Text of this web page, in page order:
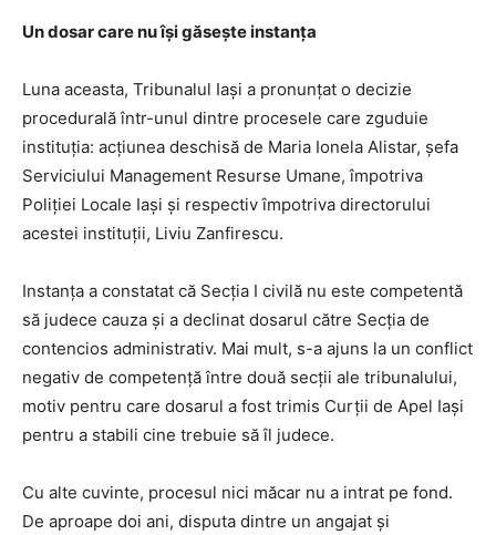
Un dosar care nu își găsește instanța
Luna aceasta, Tribunalul Iași a pronunțat o decizie
procedurală într-unul dintre procesele care zguduie
instituția: acțiunea deschisă de Maria Ionela Alistar, șefa
Serviciului Management Resurse Umane, împotriva
Poliției Locale Iași și respectiv împotriva directorului
acestei instituții, Liviu Zanfirescu.
Instanța a constatat că Secția I civilă nu este competentă
să judece cauza și a declinat dosarul către Secția de
contencios administrativ. Mai mult, s-a ajuns la un conflict
negativ de competență între două secții ale tribunalului,
motiv pentru care dosarul a fost trimis Curții de Apel Iași
pentru a stabili cine trebuie să îl judece.
Cu alte cuvinte, procesul nici măcar nu a intrat pe fond.
De aproape doi ani, disputa dintre un angajat și